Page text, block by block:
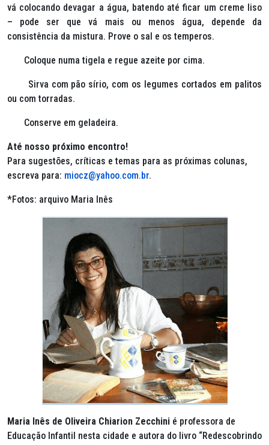
vá colocando devagar a água, batendo até ficar um creme liso
– pode ser que vá mais ou menos água, depende da
consistência da mistura. Prove o sal e os temperos.
Coloque numa tigela e regue azeite por cima.
Sirva com pão sírio, com os legumes cortados em palitos
ou com torradas.
Conserve em geladeira.
Até nosso próximo encontro!
Para sugestões, críticas e temas para as próximas colunas,
escreva para: miocz@yahoo.com.br.
*Fotos: arquivo Maria Inês
Maria Inês de Oliveira Chiarion Zecchini é professora de
Educação Infantil nesta cidade e autora do livro “Redescobrindo